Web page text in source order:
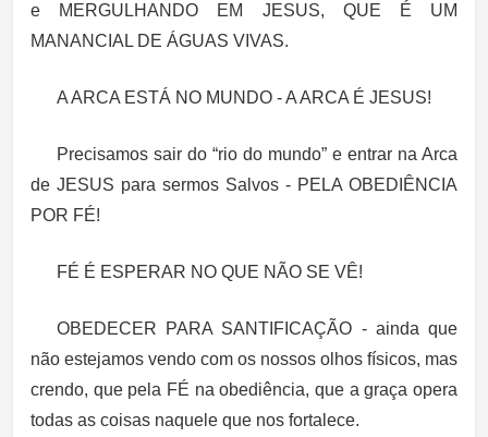
e MERGULHANDO EM JESUS, QUE É UM
MANANCIAL DE ÁGUAS VIVAS.
A ARCA ESTÁ NO MUNDO - A ARCA É JESUS!
Precisamos sair do “rio do mundo” e entrar na Arca
de JESUS para sermos Salvos - PELA OBEDIÊNCIA
POR FÉ!
FÉ É ESPERAR NO QUE NÃO SE VÊ!
OBEDECER PARA SANTIFICAÇÃO - ainda que
não estejamos vendo com os nossos olhos físicos, mas
crendo, que pela FÉ na obediência, que a graça opera
todas as coisas naquele que nos fortalece.